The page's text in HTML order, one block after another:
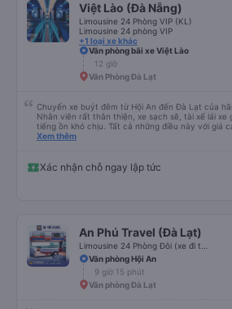
Việt Lào (Đà Nẵng)
Limousine 24 Phòng VIP (KL)
Limousine 24 phòng VIP
+1 loại xe khác
Văn phòng bãi xe Việt Lào
12 giờ
Văn Phòng Đà Lạt
Chuyến xe buýt đêm từ Hội An đến Đà Lạt của
Nhân viên rất thân thiện, xe sạch sẽ, tài xế lái xe
tiếng ồn khó chịu. Tất cả những điều này với giá
bằng tiếng Anh rất suôn sẻ, vì vậy tôi rất khuyên
không được ăn trên xe, nhưng có nhà hàng và
dừng. Bạn phải cởi giày và đi chân trần. Tại các
cung cấp khi bạn xuống xe; bạn phải trả lại
chỗ ngồi hơn (có khoảng 35 chỗ, và tôi không
chật). Tôi khuyên bạn nên chọn chỗ ngồi phía dưới
Xem thêm
Xác nhận chỗ ngay lập tức
An Phú Travel (Đà Lạt)
Văn phòng Hội An
9 giờ 15 phút
Văn phòng Đà Lạt